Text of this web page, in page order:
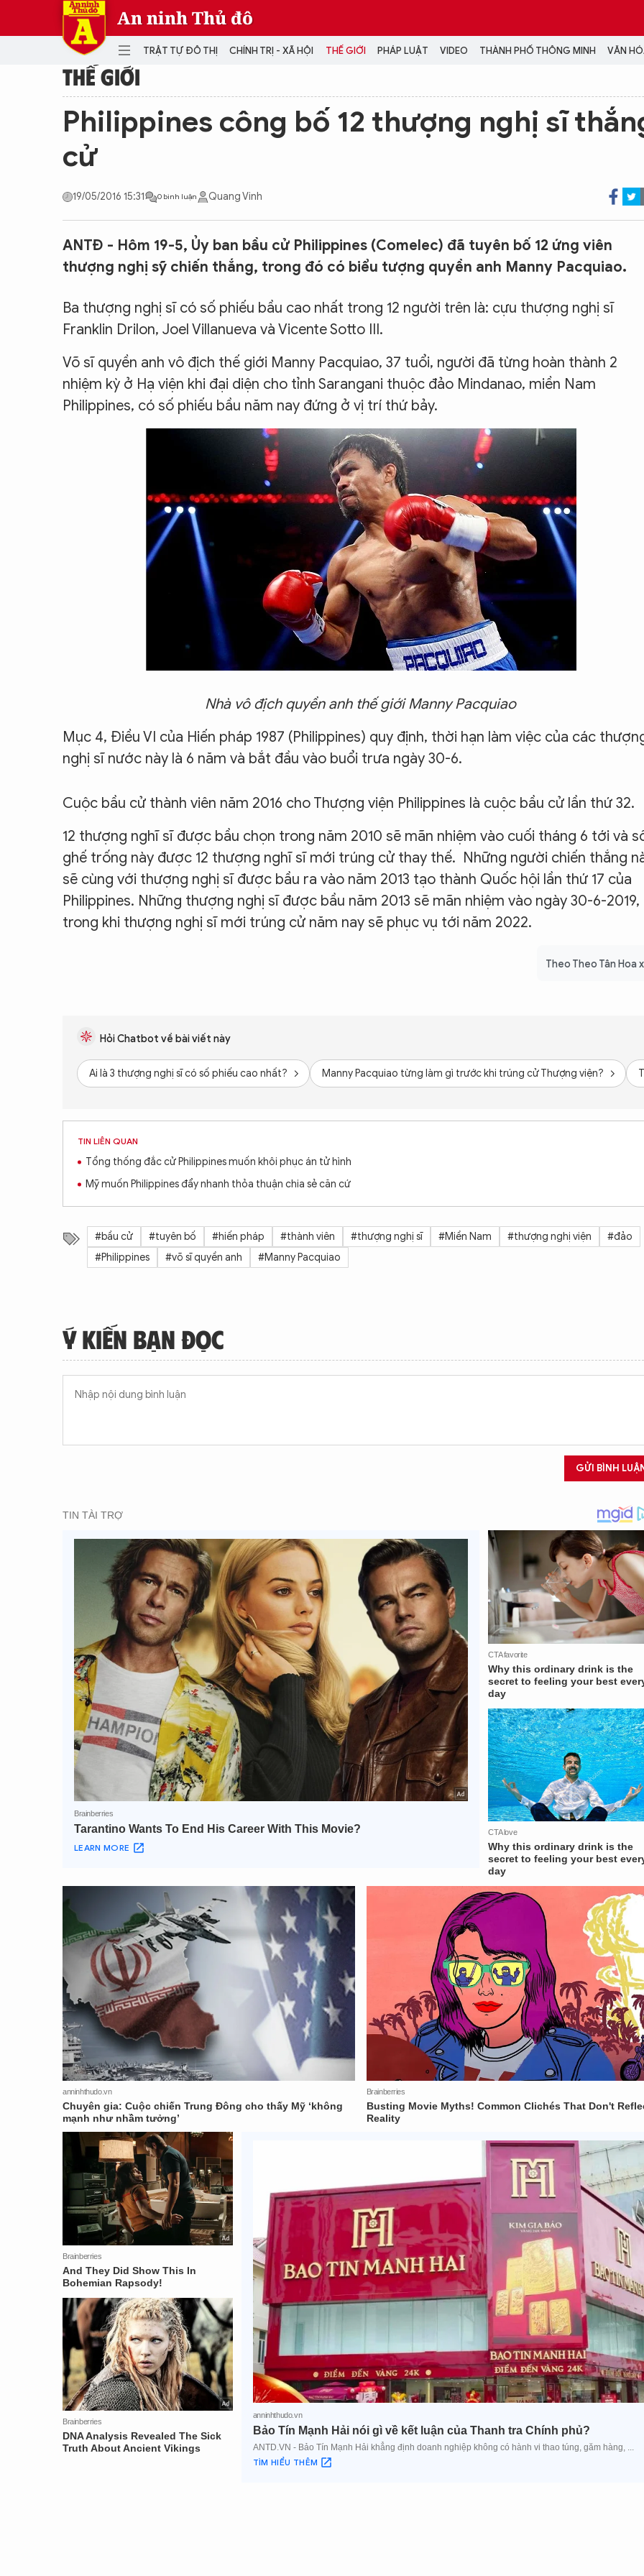
An ninh Thủ đô
TRẬT TỰ ĐÔ THỊ CHÍNH TRỊ - XÃ HỘI THẾ GIỚI PHÁP LUẬT VIDEO THÀNH PHỐ THÔNG MINH VĂN
TRẬT TỰ ĐÔ THỊ
THÀNH PHỐ THÔNG MINH
THỂ THAO
SỐNG Ở HÀ NỘI
KINH DOANH
MULTIMEDIA
Podcast
Video
Ảnh
CON ĐƯỜNG KHỞI NGHIỆP
VIDEO
LỊCH VẠN SỰ
THẾ GIỚI
Philippines công bố 12 thượng nghị sĩ
cử
19/05/2016 15:31 0 bình luận Quang Vinh
ANTĐ - Hôm 19-5, Ủy ban bầu cử Philippines (Comelec) đã tuyên bố 12 ứng viên
thượng nghị sỹ chiến thắng, trong đó có biểu tượng quyền anh Manny Pacquiao.
Ba thượng nghị sĩ có số phiếu bầu cao nhất trong 12 người trên là: cựu thượng nghị sĩ
Franklin Drilon, Joel Villanueva và Vicente Sotto III.
Võ sĩ quyền anh vô địch thế giới Manny Pacquiao, 37 tuổi, người đã từng hoàn thành 2
nhiệm kỳ ở Hạ viện khi đại diện cho tỉnh Sarangani thuộc đảo Mindanao, miền Nam
Philippines, có số phiếu bầu năm nay đứng ở vị trí thứ bảy.
Nhà vô địch quyền anh thế giới Manny Pacquiao
Mục 4, Điều VI của Hiến pháp 1987 (Philippines) quy định, thời hạn làm việc của các
nghị sĩ nước này là 6 năm và bắt đầu vào buổi trưa ngày 30-6.
Cuộc bầu cử thành viên năm 2016 cho Thượng viện Philippines là cuộc bầu cử lần thứ 32.
12 thượng nghĩ sĩ được bầu chọn trong năm 2010 sẽ mãn nhiệm vào cuối tháng 6 tới và
ghế trống này được 12 thượng nghĩ sĩ mới trúng cử thay thế. Những người chiến thắng
sẽ cùng với thượng nghị sĩ được bầu ra vào năm 2013 tạo thành Quốc hội lần thứ 17 của
Philippines. Những thượng nghị sĩ được bầu năm 2013 sẽ mãn nhiệm vào ngày 30-6-2019,
trong khi thượng nghị sĩ mới trúng cử năm nay sẽ phục vụ tới năm 2022.
Theo Theo Tân Hoa
Hỏi Chatbot về bài viết này
Ai là 3 thượng nghị sĩ có số phiếu cao nhất? Manny Pacquiao từng làm gì trước khi trúng cử Thượng viện?
TIN LIÊN QUAN
Tổng thống đắc cử Philippines muốn khôi phục án tử hình
Mỹ muốn Philippines đẩy nhanh thỏa thuận chia sẻ căn cứ
#bầu cử #tuyên bố #hiến pháp #thành viên #thượng nghị sĩ #Miền Nam #thượng nghị viện
#đảo
#Philippines
#võ sĩ quyền anh #Manny Pacquiao
Ý KIẾN BẠN ĐỌC
GỬI BÌNH